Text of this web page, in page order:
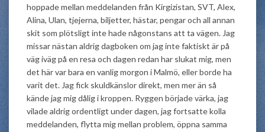
hoppade mellan meddelanden från Kirgizistan, SVT, Alex,
Alina, Ulan, tjejerna, biljetter, hästar, pengar och all annan
skit som plötsligt inte hade någonstans att ta vägen. Jag
missar nästan aldrig dagboken om jag inte faktiskt är på
väg iväg på en resa och dagen redan har slukat mig, men
det här var bara en vanlig morgon i Malmö, eller borde ha
varit det. Jag fick skuldkänslor direkt, men mer än så
kände jag mig dålig i kroppen. Ryggen började värka, jag
vilade aldrig ordentligt under dagen, jag fortsatte kolla
meddelanden, flytta mig mellan problem, öppna samma